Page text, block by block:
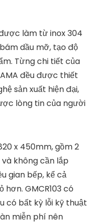
làm từ inox 304
dầu mỡ, tạo độ
Từng chi tiết của
đều được thiết
sản xuất hiện đại,
lòng tin của người
x 450mm, gồm 2
không cần lắp
gian bếp, kể cả
GMCR103 có
có bất kỳ lỗi kỹ thuật
miễn phí nên